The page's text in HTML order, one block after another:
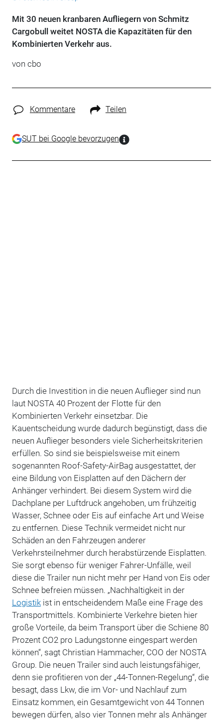
Mit 30 neuen kranbaren Aufliegern von Schmitz
Cargobull weitet NOSTA die Kapazitäten für den
Kombinierten Verkehr aus.
von cbo
Kommentare Teilen
SUT bei Google bevorzugen
Durch die Investition in die neuen Auflieger sind nun
laut NOSTA 40 Prozent der Flotte für den
Kombinierten Verkehr einsetzbar. Die
Kauentscheidung wurde dadurch begünstigt, dass die
neuen Auflieger besonders viele Sicherheitskriterien
erfüllen. So sind sie beispielsweise mit einem
sogenannten Roof-Safety-AirBag ausgestattet, der
eine Bildung von Eisplatten auf den Dächern der
Anhänger verhindert. Bei diesem System wird die
Dachplane per Luftdruck angehoben, um frühzeitig
Wasser, Schnee oder Eis auf einfache Art und Weise
zu entfernen. Diese Technik vermeidet nicht nur
Schäden an den Fahrzeugen anderer
Verkehrsteilnehmer durch herabstürzende Eisplatten.
Sie sorgt ebenso für weniger Fahrer-Unfälle, weil
diese die Trailer nun nicht mehr per Hand von Eis oder
Schnee befreien müssen. „Nachhaltigkeit in der
Logistikist in entscheidendem Maße eine Frage des
Transportmittels. Kombinierte Verkehre bieten hier
große Vorteile, da beim Transport über die Schiene 80
Prozent CO2 pro Ladungstonne eingespart werden
können“, sagt Christian Hammacher, COO der NOSTA
Group. Die neuen Trailer sind auch leistungsfähiger,
denn sie profitieren von der „44-Tonnen-Regelung“, die
besagt, dass Lkw, die im Vor- und Nachlauf zum
Einsatz kommen, ein Gesamtgewicht von 44 Tonnen
bewegen dürfen, also vier Tonnen mehr als Anhänger